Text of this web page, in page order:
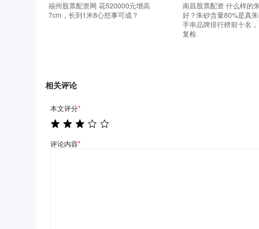
福州股票配资网 花520000元增高
7cm，长到1米8心想事可成？
南昌股票配资 什么样的
好？朱砂含量80%是真
手串品牌排行榜前十名
复检
相关评论
本文评分*
评论内容*